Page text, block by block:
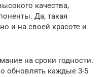
качества,
Да, такая
и на своей красоте и
на сроки годности.
обновлять каждые 3-5